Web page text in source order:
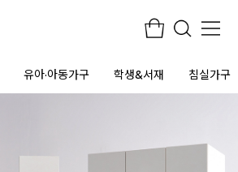
유아·아동가구 학생&서재 침실가구